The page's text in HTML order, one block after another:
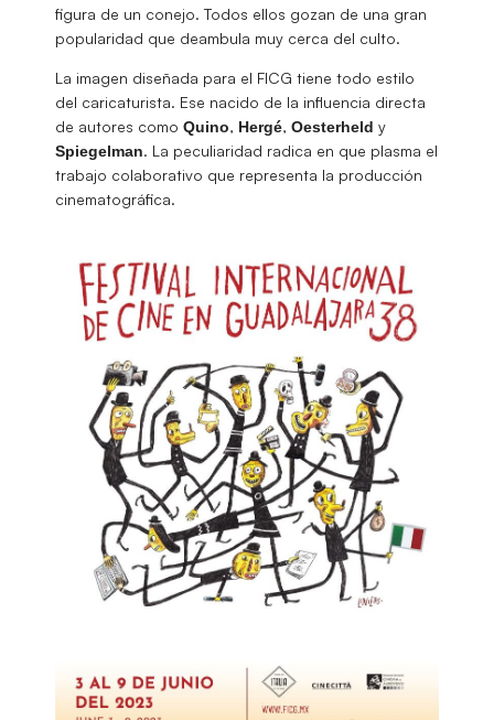
figura de un conejo. Todos ellos gozan de una gran
popularidad que deambula muy cerca del culto.
La imagen diseñada para el FICG tiene todo estilo
del caricaturista. Ese nacido de la influencia directa
de autores como Quino, Hergé, Oesterheld y
Spiegelman. La peculiaridad radica en que plasma el
trabajo colaborativo que representa la producción
cinematográfica.